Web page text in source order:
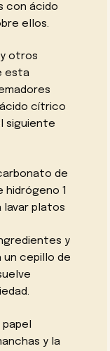
con ácido
ellos.
otros
esta
ácido cítrico
siguiente
de
hidrógeno 1
platos
y
un cepillo de
y la